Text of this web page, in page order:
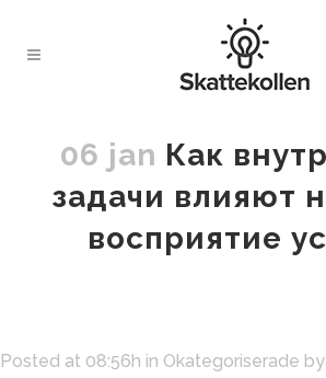
06 jan Как
задачи влияют
восприятие
Posted at 08:56h in Okategoriserade by